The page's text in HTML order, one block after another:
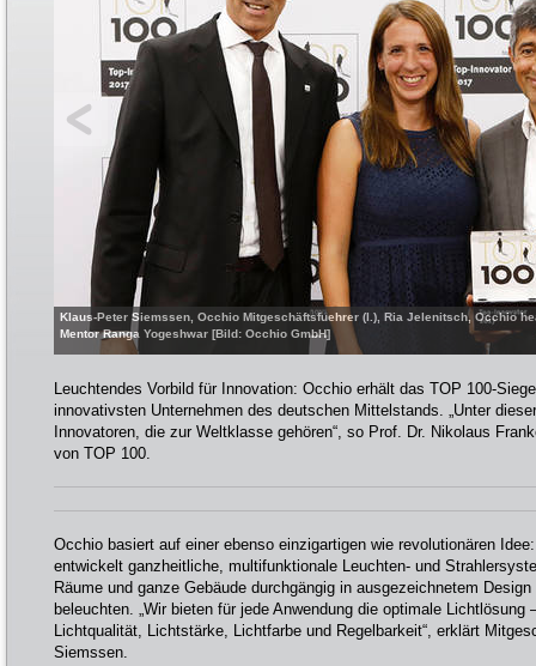
Klaus-Peter Siemssen, Occhio Mitgeschäftsfuehrer (l.), Ria Jelenitsch, Occhio
Mentor Ranga Yogeshwar [Bild: Occhio GmbH]
Leuchtendes Vorbild für Innovation: Occhio erhält das TOP 100-
innovativsten Unternehmen des deutschen Mittelstands. „Unter
Innovatoren, die zur Weltklasse gehören“, so Prof. Dr. Nikolaus
von TOP 100.
Occhio basiert auf einer ebenso einzigartigen wie revolutionären
entwickelt ganzheitliche, multifunktionale Leuchten- und
Räume und ganze Gebäude durchgängig in ausgezeichnetem
beleuchten. „Wir bieten für jede Anwendung die optimale
Lichtqualität, Lichtstärke, Lichtfarbe und Regelbarkeit“, erklärt
Siemssen.